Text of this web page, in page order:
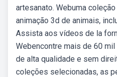
artesanato. Webuma
animação 3d de animais,
Assista aos vídeos de la
Webencontre mais de 60
de alta qualidade e sem
coleções selecionadas, as